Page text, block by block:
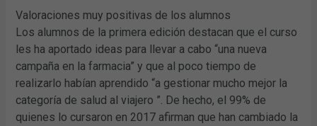
Valoraciones muy positivas de los alumnos
Los alumnos de la primera edición destacan que el curso
les ha aportado ideas para llevar a cabo “una nueva
campaña en la farmacia” y que al poco tiempo de
realizarlo habían aprendido “a gestionar mucho mejor la
categoría de salud al viajero ”. De hecho, el 99% de
quienes lo cursaron en 2017 afirman que han cambiado la